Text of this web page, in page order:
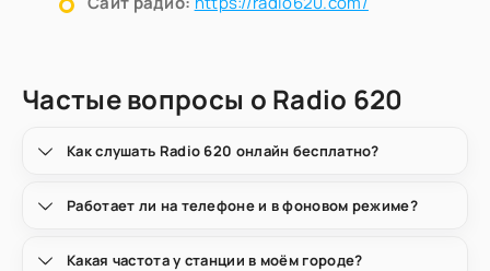
Частые вопросы о Radio 620
Как слушать Radio 620 онлайн бесплатно?
Работает ли на телефоне и в фоновом режиме?
Какая частота у станции в моём городе?